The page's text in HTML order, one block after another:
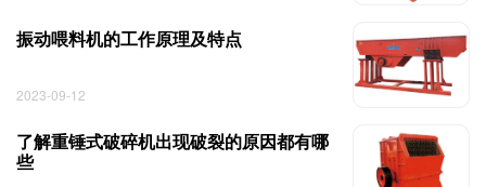
振动喂料机的工作原理及特点
2023-09-12
了解重锤式破碎机出现破裂的原因都有哪
些